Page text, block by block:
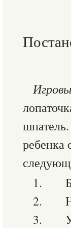
ребенка
1.
2.
3.